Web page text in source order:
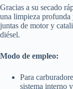
Gracias a su secado
una limpieza profunda
juntas de motor y
diésel.
Modo de empleo:
Para
sistema interno